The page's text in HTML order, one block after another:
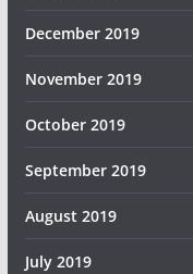
December 2019
November 2019
October 2019
September 2019
August 2019
July 2019